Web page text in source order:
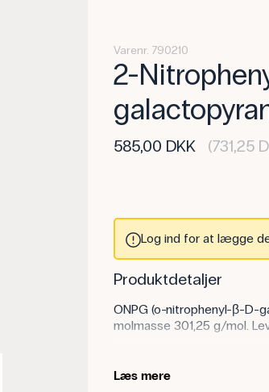
Varenr. 790210
2-
585,00 DKK (731,25
Log ind for at lægge
Produktdetaljer
ONPG (o-nitrophenyl-β-D-
molmasse 301,25 g/mol.
Stoffet bruges i biokemi/
Læs mere